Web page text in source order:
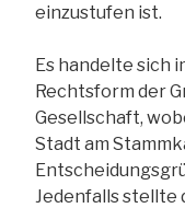
einzustufen ist.
Es handelte sich
Rechtsform der
Gesellschaft,
Stadt am
Jedenfalls stellte